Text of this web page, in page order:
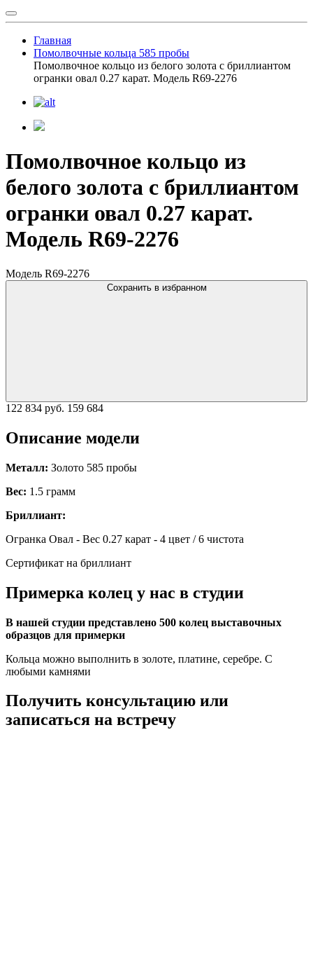
Главная
Помолвочные кольца 585 пробы
Помолвочное кольцо из белого золота с бриллиантом
огранки овал 0.27 карат. Модель R69-2276
Помолвочное кольцо из
белого золота с бриллиантом
огранки овал 0.27 карат.
Модель R69-2276
Модель R69-2276
Сохранить в избранном
122 834 руб. 159 684
Описание модели
Металл: Золото 585 пробы
Вес: 1.5 грамм
Бриллиант:
Огранка Овал - Вес 0.27 карат - 4 цвет / 6 чистота
Сертификат на бриллиант
Примерка колец у нас в студии
В нашей студии представлено 500 колец выставочных
образцов для примерки
Кольца можно выполнить в золоте, платине, серебре. С
любыми камнями
Получить консультацию или
записаться на встречу